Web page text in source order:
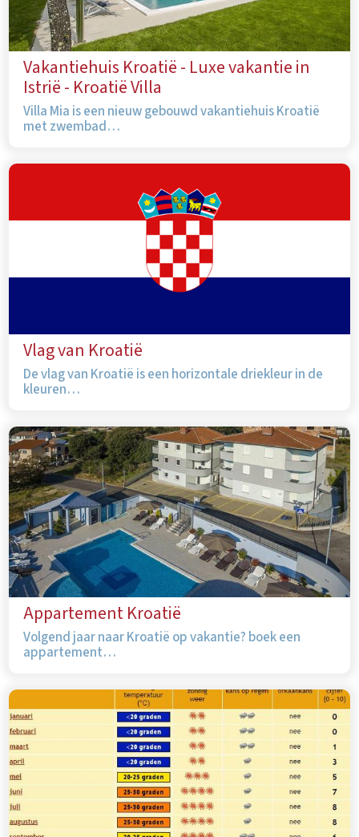
Vakantiehuis Kroatië - Luxe vakantie in
Istrië - Kroatië Villa
Villa Mia is een nieuw gebouwd vakantiehuis Kroatië
met zwembad…
Vlag van Kroatië
De vlag van Kroatië is een horizontale driekleur in de
kleuren…
Appartement Kroatië
Volgend jaar naar Kroatië op vakantie? boek een
appartement…